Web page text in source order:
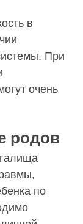
в
При
очень
родов
по